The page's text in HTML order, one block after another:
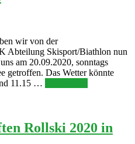
wir von der
Abteilung Skisport/Biathlon nun
am 20.09.2020, sonntags
getroffen. Das Wetter könnte
11.15 …
Rollski 2020 in